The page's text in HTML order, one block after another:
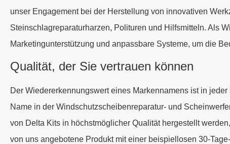
unser Engagement bei der Herstellung von innovativen
Steinschlagreparaturharzen, Polituren und Hilfsmitteln. Als
Marketingunterstützung und anpassbare Systeme, um die
Qualität, der Sie vertrauen können
Der Wiedererkennungswert eines Markennamens ist in
Name in der Windschutzscheibenreparatur- und
von Delta Kits in höchstmöglicher Qualität hergestellt
von uns angebotene Produkt mit einer beispiellosen 30-